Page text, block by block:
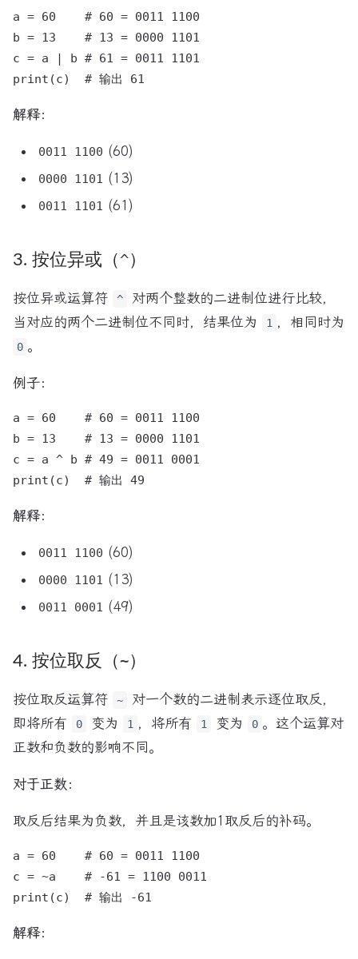
a = 60    # 60 = 0011 1100
b = 13    # 13 = 0000 1101
c = a | b # 61 = 0011 1101
解释：
0011 1100 (60)
0000 1101 (13)
0011 1101 (61)
3. 按位异或（^）
按位异或运算符 ^
对两个整数的二进制位进行比较，
当对应的两个二进制位不同时，结果位为
1 ，相同时为
0 。
例子：
a = 60    # 60 = 0011 1100
b = 13    # 13 = 0000 1101
c = a ^ b # 49 = 0011 0001
解释：
0011 1100 (60)
0000 1101 (13)
0011 0001 (49)
4. 按位取反（~）
按位取反运算符 ~
对一个数的二进制表示逐位取反，
即将所有
0 变为 1 ，将所有 1 变为 0 。这个运算对
正数和负数的影响不同。
对于正数：
取反后结果为负数，并且是该数加1取反后的补码。
a = 60    # 60 = 0011 1100
c = ~a    # -61 = 1100 0011
解释：